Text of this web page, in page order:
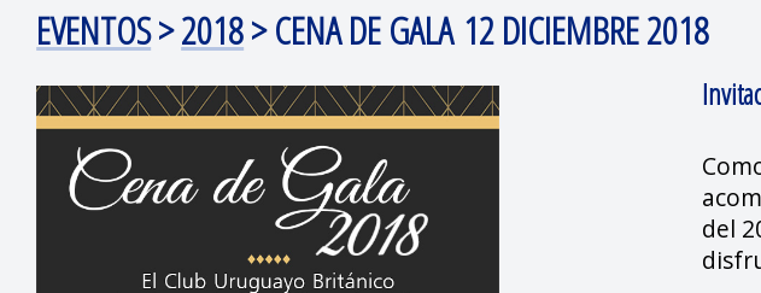
EVENTOS>2018> CENA DE GALA 12 DICIEMBRE 2018
del